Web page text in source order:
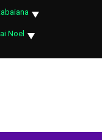
Noel